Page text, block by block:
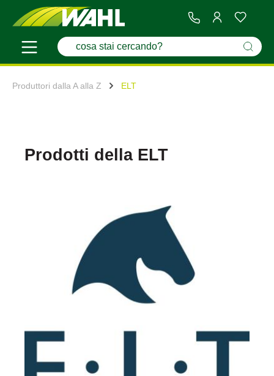
Produttori dalla A alla Z ELT
Prodotti della ELT